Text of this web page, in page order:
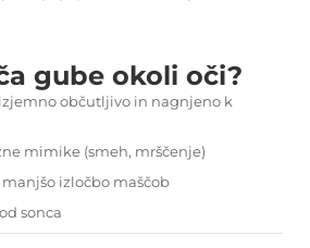
gube okoli oči?
občutljivo in nagnjeno k
mimike (smeh, mrščenje)
izločbo maščob
sonca